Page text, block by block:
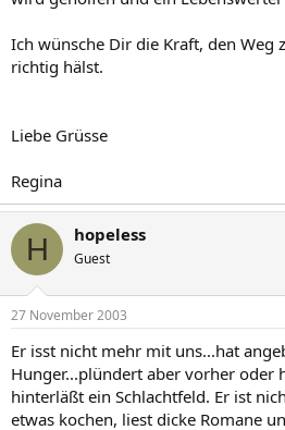
Ich wünsche Dir die Kraft, den Weg
richtig hälst.
Liebe Grüsse
Regina
H hopeless
Guest
27 November 2003
Er isst nicht mehr mit uns...hat
Hunger...plündert aber vorher oder
hinterläßt ein Schlachtfeld. Er ist
etwas kochen, liest dicke Romane